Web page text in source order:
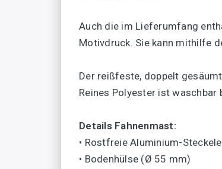
Auch die im Lieferumfang
Motivdruck. Sie kann mithilfe
Der reißfeste, doppelt
Reines Polyester ist waschbar
Details Fahnenmast:
• Rostfreie Aluminium-
• Bodenhülse (Ø 55 mm)